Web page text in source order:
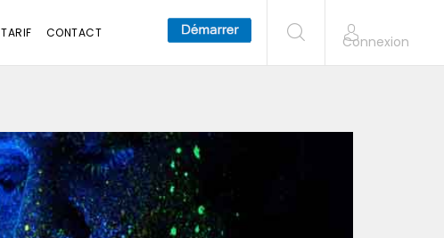
TARIF CONTACT
Connexion